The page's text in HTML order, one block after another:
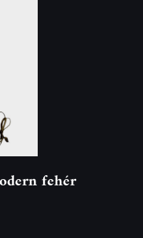
fehér